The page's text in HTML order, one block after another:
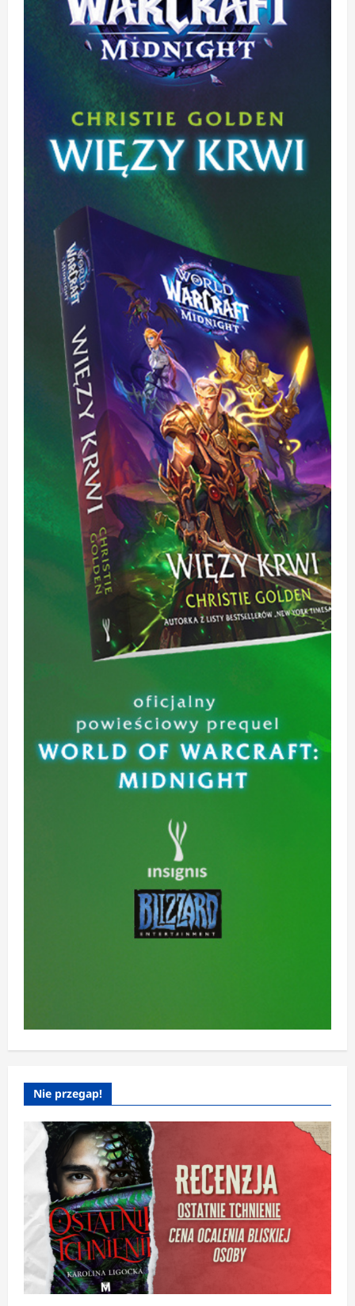
Nie przegap!